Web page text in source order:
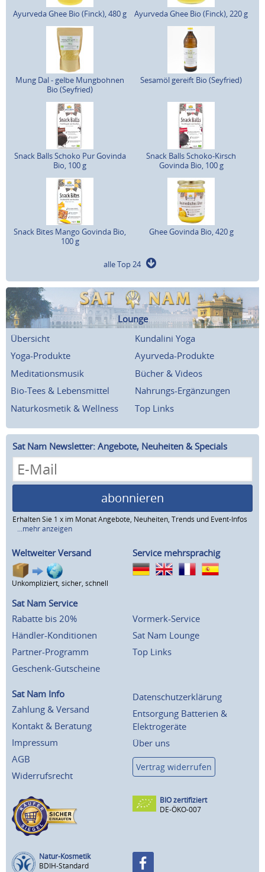
Ayurveda Ghee Bio (Finck), 480 g Ayurveda Ghee Bio (Finck), 220 g
Mung Dal - gelbe Mungbohnen
Bio (Seyfried)
Sesamöl gereift Bio (Seyfried)
Snack Balls Schoko Pur Govinda
Bio, 100 g
Snack Balls Schoko-Kirsch
Govinda Bio, 100 g
Snack Bites Mango Govinda Bio,
100 g
Ghee Govinda Bio, 420 g
alle Top 24
Lounge
Übersicht
Kundalini Yoga
Yoga-Produkte
Ayurveda-Produkte
Meditationsmusik
Bücher & Videos
Bio-Tees & Lebensmittel
Nahrungs-Ergänzungen
Naturkosmetik & Wellness
Top Links
Sat Nam Newsletter: Angebote, Neuheiten & Specials
abonnieren
Erhalten Sie 1 x im Monat Angebote, Neuheiten, Trends und Event-Infos
...mehr anzeigen
Weltweiter Versand
Unkompliziert, sicher, schnell
Service mehrsprachig
Sat Nam Service
Rabatte bis 20%
Händler-Konditionen
Partner-Programm
Geschenk-Gutscheine
Vormerk-Service
Sat Nam Lounge
Top Links
Sat Nam Info
Zahlung & Versand
Kontakt & Beratung
Impressum
AGB
Widerrufsrecht
Datenschutzerklärung
Entsorgung Batterien &
Elektrogeräte
Über uns
Vertrag widerrufen
BIO zertifiziert
DE-ÖKO-007
Natur-Kosmetik
BDIH-Standard